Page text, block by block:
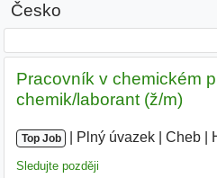
Česko
Pracovník v chemickém
chemik/laborant (ž/m)
Top Job Plný úvazek Cheb
Sledujte později